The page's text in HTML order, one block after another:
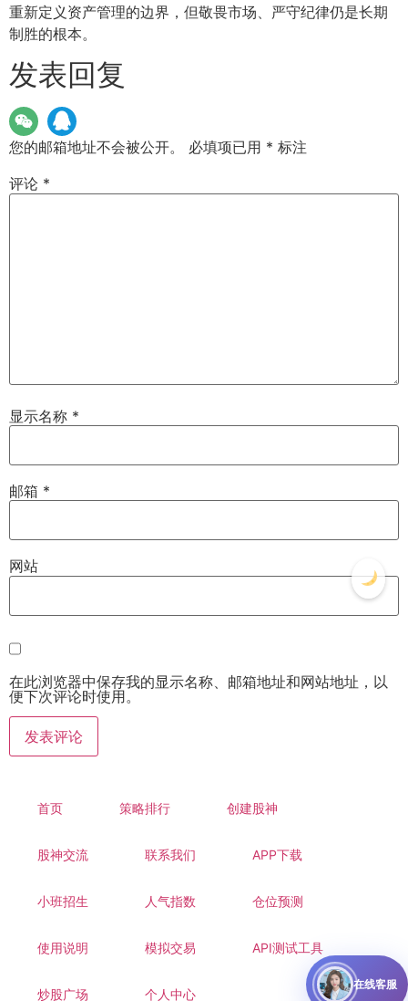
重新定义资产管理的边界，但敬畏市场、严守纪律仍是长期
制胜的根本。
发表回复
您的邮箱地址不会被公开。 必填项已用 * 标注
评论 *
显示名称 *
邮箱 *
网站
在此浏览器中保存我的显示名称、邮箱地址和网站地址，以
便下次评论时使用。
首页 策略排行 创建股神
股神交流 联系我们 APP下载
小班招生 人气指数 仓位预测
使用说明 模拟交易 API测试工具
炒股广场 个人中心
在线客服